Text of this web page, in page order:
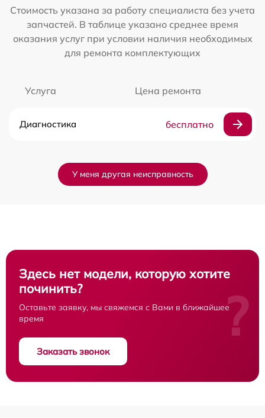
Стоимость указана за работу специалиста без учета
запчастей. В таблице указано среднее время
оказания услуг при условии наличия необходимых
для ремонта комплектующих
Услуга Цена ремонта
Диагностика бесплатно
У меня другая неисправность
Здесь нет модели, которую хотите
починить?
Оставьте заявку, мы свяжемся с Вами в ближайшее
время
Заказать звонок
?